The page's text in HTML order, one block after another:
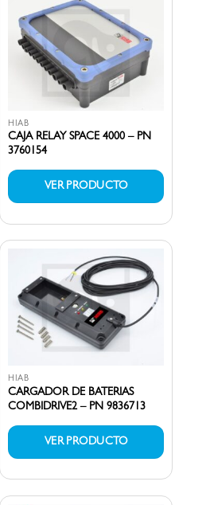
HIAB
CAJA RELAY SPACE 4000 – PN
3760154
VER PRODUCTO
HIAB
CARGADOR DE BATERIAS
COMBIDRIVE2 – PN 9836713
VER PRODUCTO